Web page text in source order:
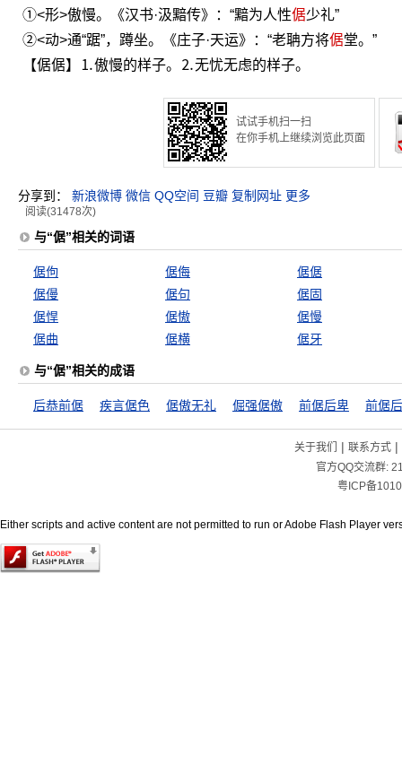
①<形>傲慢。《汉书·汲黯传》：“黯为人性倨少礼”
②<动>通“踞”，蹲坐。《庄子·天运》：“老聃方将倨堂。”
【倨倨】⒈傲慢的样子。⒉无忧无虑的样子。
试试手机扫一扫
在你手机上继续浏览此页面
分享到： 新浪微博 微信 QQ空间 豆瓣 复制网址 更多
阅读(31478次)
与“倨”相关的词语
倨佝 倨侮
倨倨
倨僈
倨句
倨固
倨悍
倨慠
倨慢
倨曲
倨横 倨牙
与“倨”相关的成语
后恭前倨 疾言倨色 倨傲无礼 倔强倨傲 前倨后卑 前倨
关于我们 | 联系方式|
官方QQ交流群:
粤ICP备
Either scripts and active content are not permitted to run or Adobe Flash Player